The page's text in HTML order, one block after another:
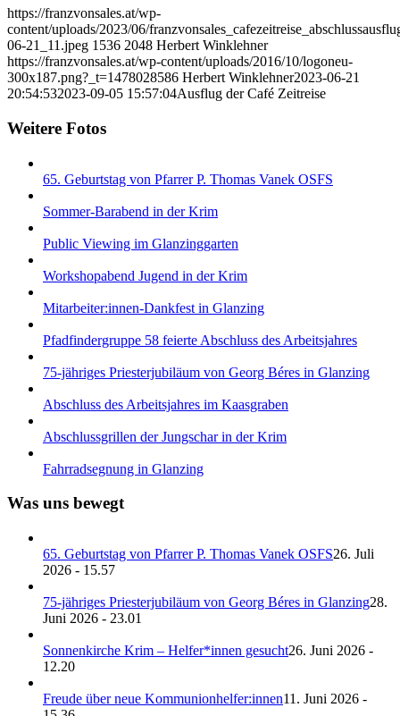
https://franzvonsales.at/wp-
content/uploads/2023/06/
06-21_11.jpeg 1536 2048 Herbert Winklehner
https://franzvonsales.at/wp-content/uploads/2016/10/logoneu-
300x187.png?_t=1478028586 Herbert Winklehner2023-06-21
20:54:532023-09-05 15:57:04Ausflug der Café Zeitreise
Weitere Fotos
65. Geburtstag von Pfarrer P. Thomas Vanek OSFS
Sommer-Barabend in der Krim
Public Viewing im Glanzinggarten
Workshopabend Jugend in der Krim
Mitarbeiter:innen-Dankfest in Glanzing
Pfadfindergruppe 58 feierte Abschluss des Arbeitsjahres
75-jähriges Priesterjubiläum von Georg Béres in Glanzing
Abschluss des Arbeitsjahres im Kaasgraben
Abschlussgrillen der Jungschar in der Krim
Fahrradsegnung in Glanzing
Was uns bewegt
65. Geburtstag von Pfarrer P. Thomas Vanek OSFS26. Juli
2026 - 15.57
75-jähriges Priesterjubiläum von Georg Béres in Glanzing28.
Juni 2026 - 23.01
Sonnenkirche Krim – Helfer*innen gesucht26. Juni 2026 -
12.20
Freude über neue Kommunionhelfer:innen11. Juni 2026 -